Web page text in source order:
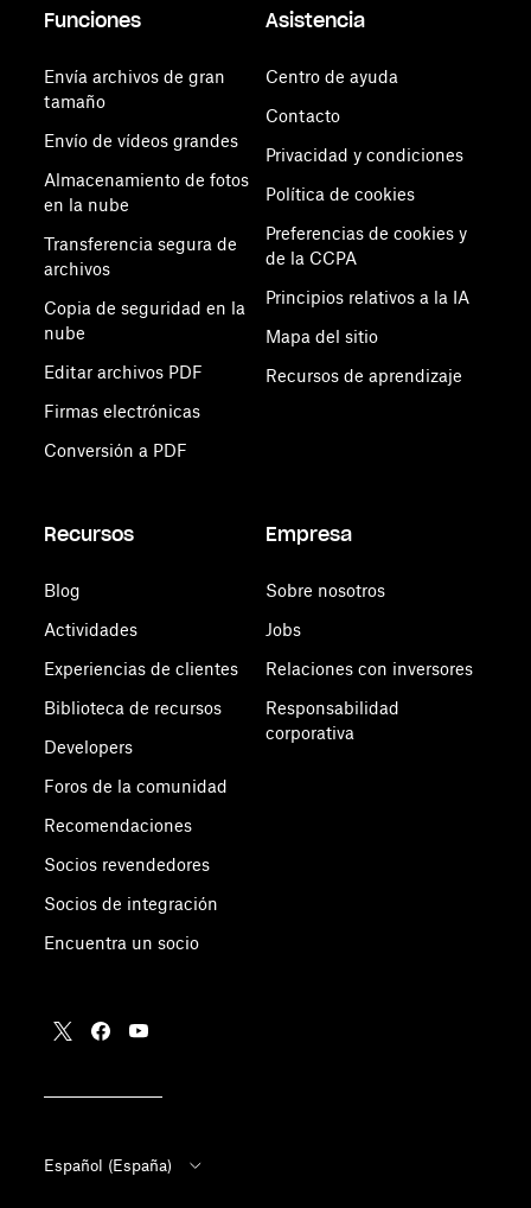
Funciones
Envía archivos de gran
tamaño
Envío de vídeos grandes
Almacenamiento de fotos
en la nube
Transferencia segura de
archivos
Copia de seguridad en la
nube
Editar archivos PDF
Firmas electrónicas
Conversión a PDF
Asistencia
Centro de ayuda
Contacto
Privacidad y condiciones
Política de cookies
Preferencias de cookies y
de la CCPA
Principios relativos a la IA
Mapa del sitio
Recursos de aprendizaje
Recursos
Blog
Actividades
Experiencias de clientes
Biblioteca de recursos
Developers
Foros de la comunidad
Recomendaciones
Socios revendedores
Socios de integración
Encuentra un socio
Empresa
Sobre nosotros
Jobs
Relaciones con inversores
Responsabilidad
corporativa
Español (España)